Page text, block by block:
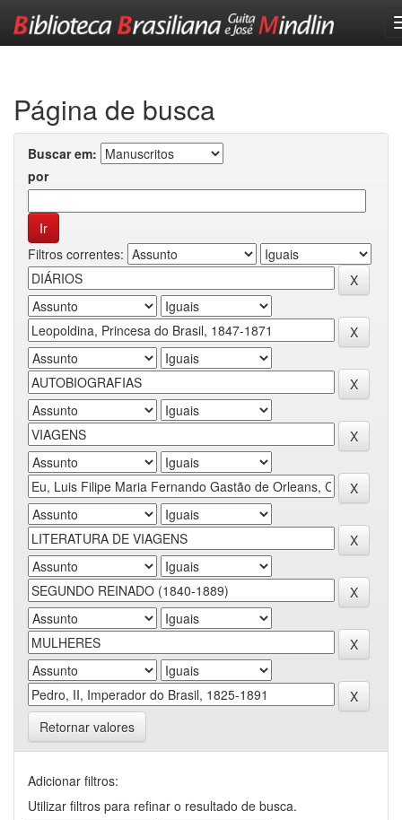
Página de busca
Buscar em:
por
Filtros correntes:
Retornar valores
Adicionar filtros:
Utilizar filtros para refinar o resultado de busca.